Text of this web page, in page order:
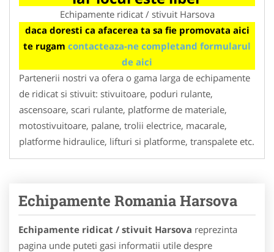
Echipamente ridicat / stivuit Harsova
daca doresti ca afacerea ta sa fie promovata aici
te rugam contacteaza-ne completand formularul
de aici
Partenerii nostri va ofera o gama larga de echipamente
de ridicat si stivuit: stivuitoare, poduri rulante,
ascensoare, scari rulante, platforme de materiale,
motostivuitoare, palane, trolii electrice, macarale,
platforme hidraulice, lifturi si platforme, transpalete etc.
Echipamente Romania Harsova
Echipamente ridicat / stivuit Harsova reprezinta
pagina unde puteti gasi informatii utile despre